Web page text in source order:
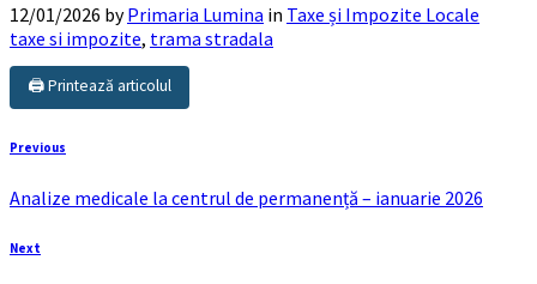
12/01/2026 byPrimaria Lumina in Taxe și Impozite Locale
taxe si impozite, trama stradala
🖨️ Printează articolul
Previous
Analize medicale la centrul de permanență – ianuarie 2026
Next